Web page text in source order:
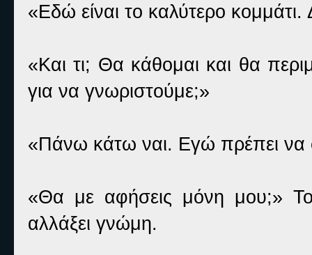
«Εδώ είναι το καλύτερο
«Και τι; Θα κάθομαι και θα
για να γνωριστούμε;»
«Πάνω κάτω ναι. Εγώ πρέπει
«Θα με αφήσεις μόνη μου;»
αλλάξει γνώμη.